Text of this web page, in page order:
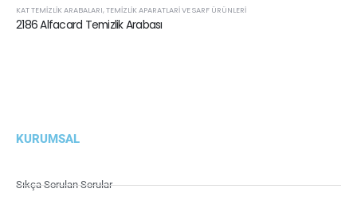
KAT TEMIZLIK ARABALARI,TEMIZLIK APARATLARI VE SARF ÜRÜNLERI
2186 Alfacard Temizlik Arabası
KURUMSAL
Sıkça Sorulan Sorular